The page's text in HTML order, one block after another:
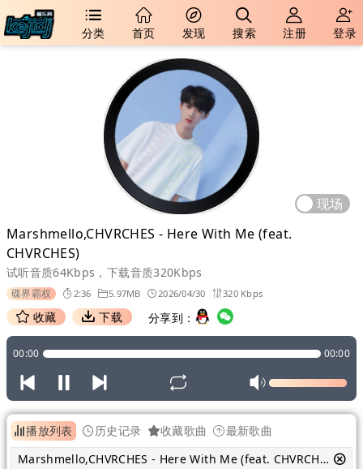
分类 首页 发现 搜索 注册 登录
现场
Marshmello,CHVRCHES - Here With Me (feat.
CHVRCHES)
试听音质64Kbps，下载音质320Kbps
碟界霸权 2:36 5.97MB 2026/04/30 320 Kbps
收藏 下载 分享到：
00:00 00:00
播放列表 历史记录 收藏歌曲
最新歌曲
Marshmello,CHVRCHES - Here With Me (feat. CHVRCHES)